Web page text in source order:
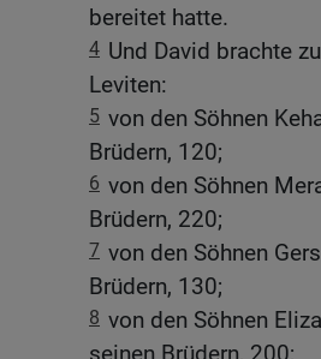
bereitet hatte.
4 Und David brachte
Leviten:
5 von den Söhnen
Brüdern, 120;
6 von den Söhnen
Brüdern, 220;
7 von den Söhnen
Brüdern, 130;
8 von den Söhnen